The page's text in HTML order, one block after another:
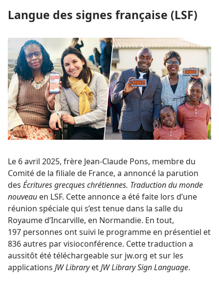
Langue des signes française (LSF)
Le 6 avril 2025, frère Jean-Claude Pons, membre du
Comité de la filiale de France, a annoncé la parution
des Écritures grecques chrétiennes. Traduction du monde
nouveau en LSF. Cette annonce a été faite lors d’une
réunion spéciale qui s’est tenue dans la salle du
Royaume d’Incarville, en Normandie. En tout,
197 personnes ont suivi le programme en présentiel et
836 autres par visioconférence. Cette traduction a
aussitôt été téléchargeable sur jw.org et sur les
applications JW LibraryetJW Library Sign Language.